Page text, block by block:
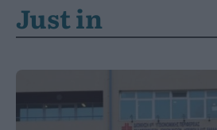
Just in